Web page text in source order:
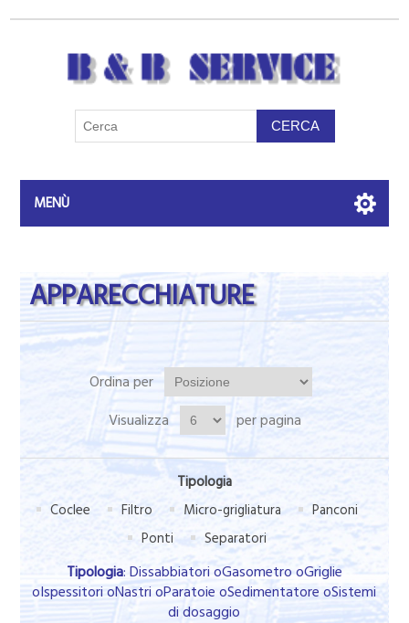
MENÙ
APPARECCHIATURE
Ordina per
Visualizza
per pagina
Tipologia
Coclee
Filtro Micro-grigliatura
Panconi
Ponti
Separatori
Tipologia: Dissabbiatori oGasometro oGriglie
oIspessitori oNastri oParatoie oSedimentatore oSistemi
di dosaggio